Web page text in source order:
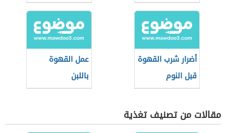
أضرار شرب القهوة
قبل النوم
عمل القهوة
باللبن
مقالات من تصنيف تغذية